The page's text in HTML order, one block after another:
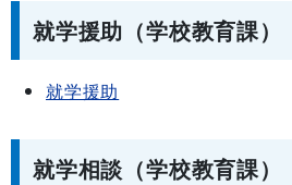
就学援助（学校教育課）
就学援助
就学相談（学校教育課）